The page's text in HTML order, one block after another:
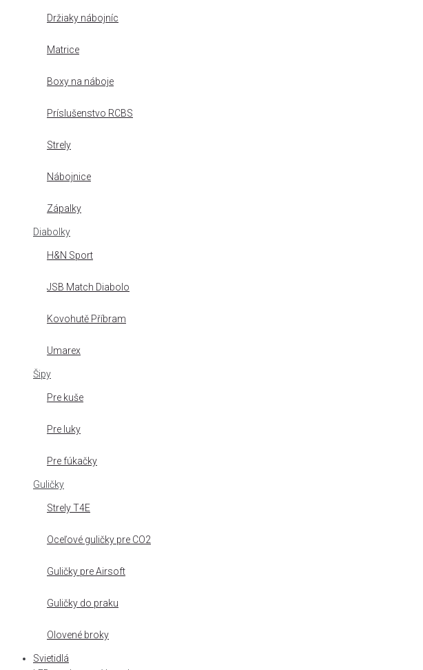
Držiaky nábojníc
Matrice
Boxy na náboje
Príslušenstvo RCBS
Strely
Nábojnice
Zápalky
Diabolky
H&N Sport
JSB Match Diabolo
Kovohutě Příbram
Umarex
Šipy
Pre kuše
Pre luky
Pre fúkačky
Guličky
Strely T4E
Oceľové guličky pre CO2
Guličky pre Airsoft
Guličky do praku
Olovené broky
Svietidlá